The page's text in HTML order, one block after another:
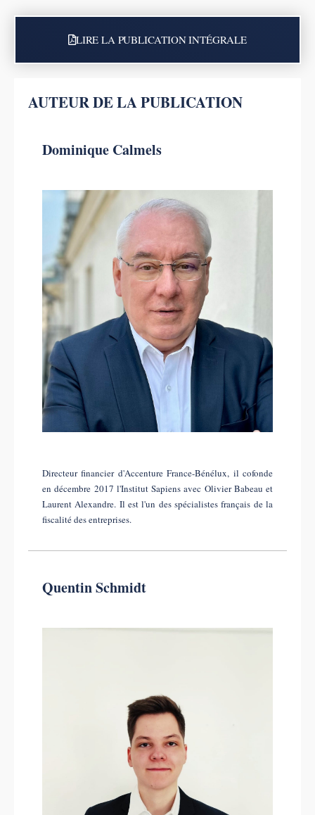
LIRE LA PUBLICATION INTÉGRALE
AUTEUR DE LA PUBLICATION
Dominique Calmels
Directeur financier d'Accenture France-Bénélux, il cofonde
en décembre 2017 l'Institut Sapiens avec Olivier Babeau et
Laurent Alexandre. Il est l'un des spécialistes français de la
fiscalité des entreprises.
Quentin Schmidt